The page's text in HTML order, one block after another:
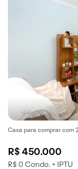
Casa para comprar com
R$ 450.000
R$ 0 Condo. + IPTU